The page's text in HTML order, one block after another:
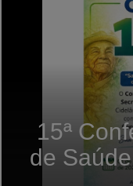
15ª
de